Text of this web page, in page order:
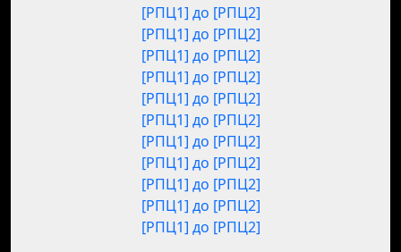
[РПЦ1] до [РПЦ2]
[РПЦ1] до [РПЦ2]
[РПЦ1] до [РПЦ2]
[РПЦ1] до [РПЦ2]
[РПЦ1] до [РПЦ2]
[РПЦ1] до [РПЦ2]
[РПЦ1] до [РПЦ2]
[РПЦ1] до [РПЦ2]
[РПЦ1] до [РПЦ2]
[РПЦ1] до [РПЦ2]
[РПЦ1] до [РПЦ2]